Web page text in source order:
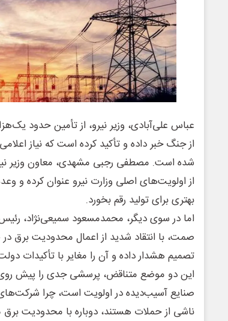
عباس علی‌آبادی، وزیر نیرو، از تأمین حدود
از جنگ خبر داده و تأکید کرده است که نیاز
شده است. مصطفی رجبی مشهدی، معاون وزیر
از اولویت‌های اصلی وزارت نیرو عنوان کرده و
بهتری برای تولید رقم بخورد.
اما در سوی دیگر، محمدمسعود سمیعی‌نژاد،
صمت، با انتقاد شدید از اعمال محدودیت برق
تصمیم هشدار داده و آن را مغایر با تأکیدات
این دو موضع متناقض، پرسشی جدی را پیش روی
صنایع آسیب‌دیده در اولویت است، چرا
ناشی از حملات هستند، دوباره با محدودیت برق